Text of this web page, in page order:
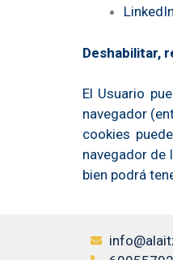
Deshabilitar,
El Usuario
navegador
cookies
navegador de
bien podrá